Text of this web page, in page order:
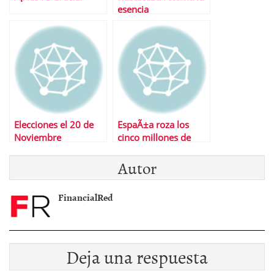
esencia
Elecciones el 20 de
Noviembre
EspaÃ±a roza los
cinco millones de
Autor
FinancialRed
Deja una respuesta